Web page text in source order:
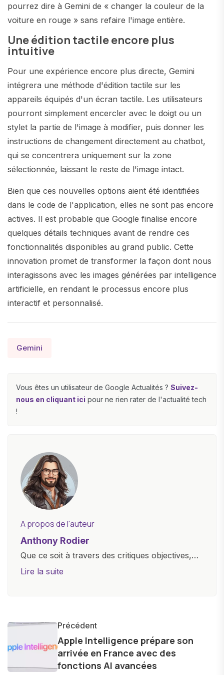
pourrez dire à Gemini de « changer la couleur de la
voiture en rouge » sans refaire l'image entière.
Une édition tactile encore plus
intuitive
Pour une expérience encore plus directe, Gemini
intégrera une méthode d'édition tactile sur les
appareils équipés d'un écran tactile. Les utilisateurs
pourront simplement encercler avec le doigt ou un
stylet la partie de l'image à modifier, puis donner les
instructions de changement directement au chatbot,
qui se concentrera uniquement sur la zone
sélectionnée, laissant le reste de l'image intact.
Bien que ces nouvelles options aient été identifiées
dans le code de l'application, elles ne sont pas encore
actives. Il est probable que Google finalise encore
quelques détails techniques avant de rendre ces
fonctionnalités disponibles au grand public. Cette
innovation promet de transformer la façon dont nous
interagissons avec les images générées par intelligence
artificielle, en rendant le processus encore plus
interactif et personnalisé.
Gemini
Vous êtes un utilisateur de Google Actualités ? Suivez-
nous en cliquant ici pour ne rien rater de l'actualité tech
!
A propos de l'auteur
Anthony Rodier
Que ce soit à travers des critiques objectives,
des guides d'achat ou des analyses
lumière les aspects pratiques de ces
innovations. Mon travail consiste également à
partager des réflexions sur l'impact de la
technologie sur notre vie quotidienne et à
Lire la suite
Précédent
Apple Intelligence prépare son
arrivée en France avec des
fonctions AI avancées